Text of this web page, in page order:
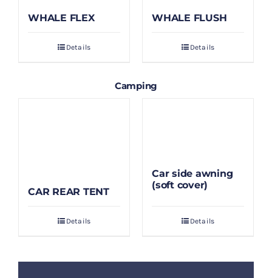
WHALE FLEX
Details
WHALE FLUSH
Details
Camping
CAR REAR TENT
Details
Car side awning
(soft cover)
Details